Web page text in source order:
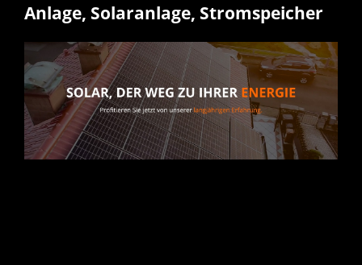
Anlage, Solaranlage, Stromspeicher